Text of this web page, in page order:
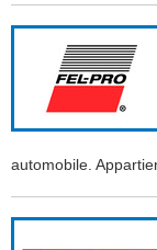
automobile.